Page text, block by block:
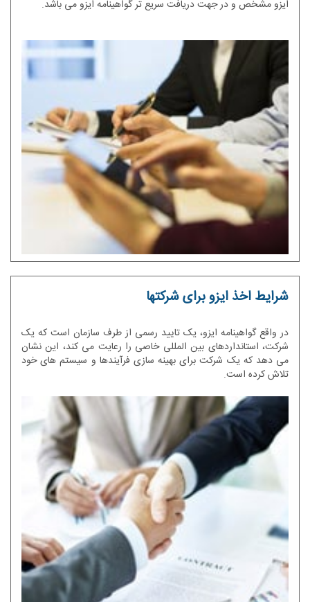
ایزو مشخص و در جهت دریافت سریع تر گواهینامه ایزو می باشد.
شرایط اخذ ایزو برای شرکتها
در واقع گواهینامه ایزو، یک تایید رسمی از طرف سازمان است که یک
شرکت، استانداردهای بین المللی خاصی را رعایت می کند، این نشان
می دهد که یک شرکت برای بهینه سازی فرآیندها و سیستم های خود
تلاش کرده است.